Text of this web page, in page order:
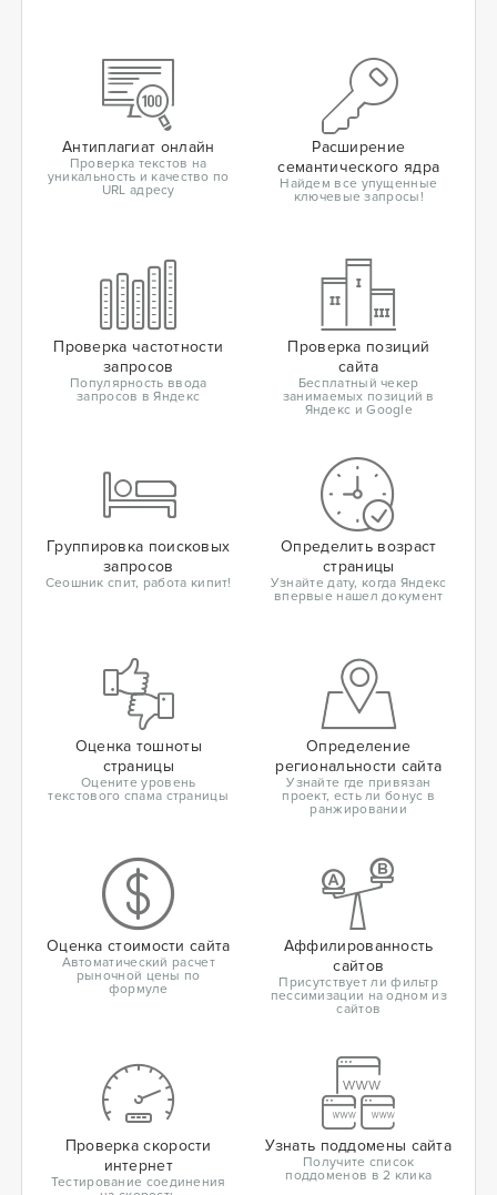
Антиплагиат онлайн
Проверка текстов на
уникальность и качество по
URL адресу
Расширение
семантического ядра
Найдем все упущенные
ключевые запросы!
Проверка частотности
запросов
Популярность ввода
запросов в Яндекс
Проверка позиций
сайта
Бесплатный чекер
занимаемых позиций в
Яндекс и Google
Группировка поисковых
запросов
Сеошник спит, работа кипит!
Определить возраст
страницы
Узнайте дату, когда Яндекс
впервые нашел документ
Оценка тошноты
страницы
Оцените уровень
текстового спама страницы
Определение
региональности сайта
Узнайте где привязан
проект, есть ли бонус в
ранжировании
Оценка стоимости сайта
Автоматический расчет
рыночной цены по
формуле
Аффилированность
сайтов
Присутствует ли фильтр
пессимизации на одном из
сайтов
Проверка скорости
интернет
Тестирование соединения
Узнать поддомены сайта
Получите список
поддоменов в 2 клика